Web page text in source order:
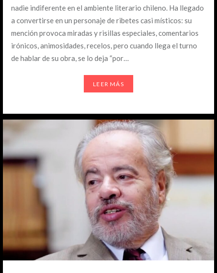
nadie indiferente en el ambiente literario chileno. Ha llegado
a convertirse en un personaje de ribetes casi místicos: su
mención provoca miradas y risillas especiales, comentarios
irónicos, animosidades, recelos, pero cuando llega el turno
de hablar de su obra, se lo deja “por…
LEER MÁS